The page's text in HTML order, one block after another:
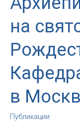
на
в
Публикации